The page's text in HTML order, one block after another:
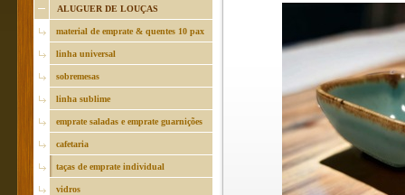
ALUGUER DE LOUÇAS
material de emprate & quentes 10 pax
linha universal
sobremesas
linha sublime
emprate saladas e emprate guarnições
cafetaria
taças de emprate individual
vidros